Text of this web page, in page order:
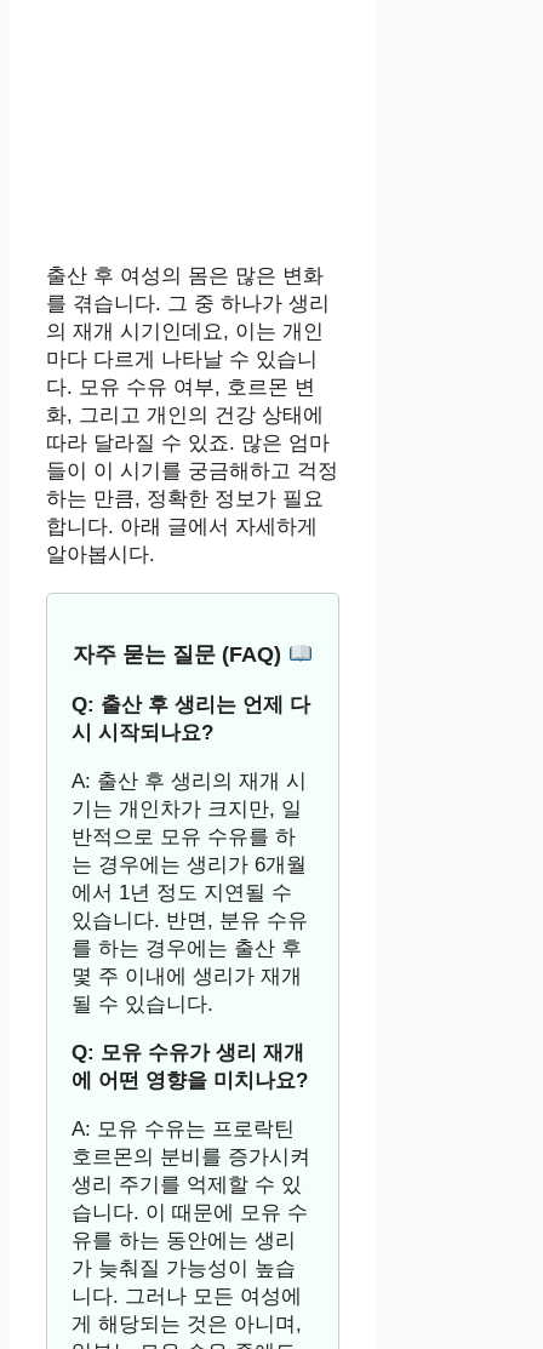
출산 후 여성의 몸은 많은 변화
를 겪습니다. 그 중 하나가 생리
의 재개 시기인데요, 이는 개인
마다 다르게 나타날 수 있습니
다. 모유 수유 여부, 호르몬 변
화, 그리고 개인의 건강 상태에
따라 달라질 수 있죠. 많은 엄마
들이 이 시기를 궁금해하고 걱정
하는 만큼, 정확한 정보가 필요
합니다. 아래 글에서 자세하게
알아봅시다.
자주 묻는 질문 (FAQ)
Q: 출산 후 생리는 언제 다
시 시작되나요?
A: 출산 후 생리의 재개 시
기는 개인차가 크지만, 일
반적으로 모유 수유를 하
는 경우에는 생리가 6개월
에서 1년 정도 지연될 수
있습니다. 반면, 분유 수유
를 하는 경우에는 출산 후
몇 주 이내에 생리가 재개
될 수 있습니다.
Q: 모유 수유가 생리 재개
에 어떤 영향을 미치나요?
A: 모유 수유는 프로락틴
호르몬의 분비를 증가시켜
생리 주기를 억제할 수 있
습니다. 이 때문에 모유 수
유를 하는 동안에는 생리
가 늦춰질 가능성이 높습
니다. 그러나 모든 여성에
게 해당되는 것은 아니며,